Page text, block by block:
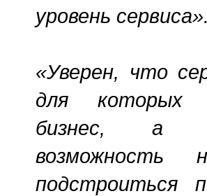
уровень
«Уверен, что
для которых
бизнес, а
подстроиться